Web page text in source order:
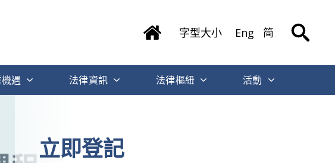
字型大小 Eng 简
遇 法律資訊 法律樞紐 活動
立即登記